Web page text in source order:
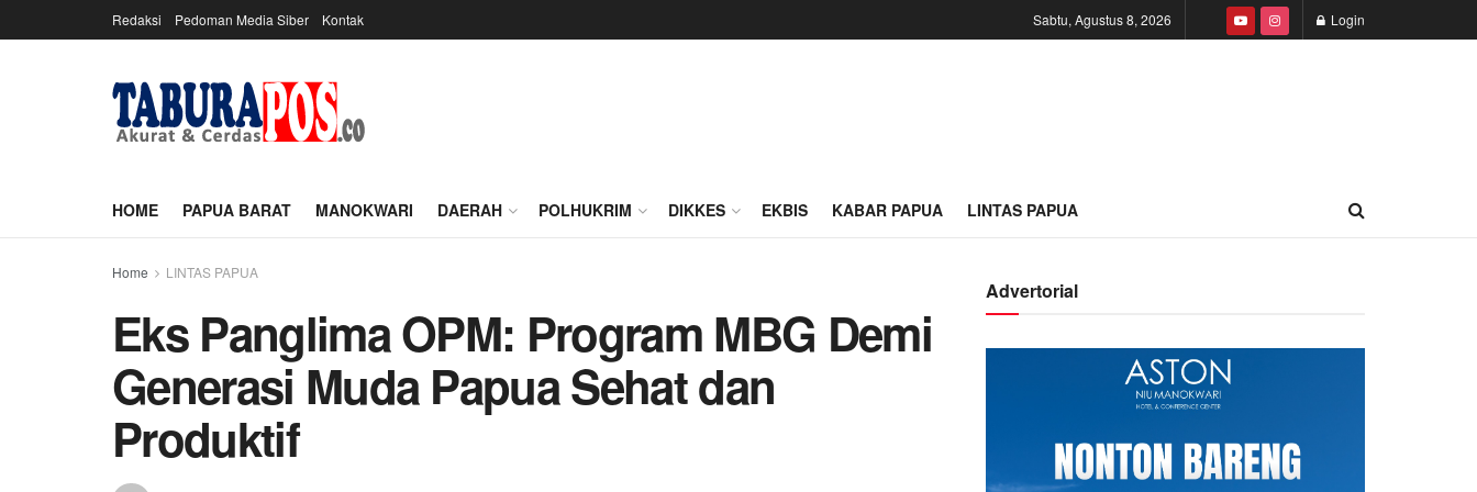
Redaksi Pedoman Media Siber Kontak Sabtu, Agustus 8, 2026 Login
HOME PAPUA BARAT MANOKWARI DAERAH POLHUKRIM DIKKES EKBIS KABAR PAPUA LINTAS PAPUA
Home LINTAS PAPUA
Eks Panglima OPM: Program MBG Demi
Generasi Muda Papua Sehat dan
Produktif
Advertorial